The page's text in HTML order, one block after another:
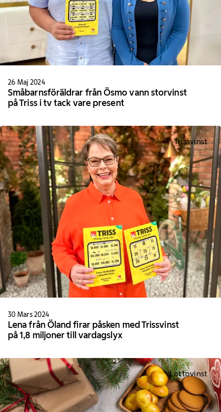
26 Maj 2024
Småbarnsföräldrar från Ösmo vann storvinst
på Triss i tv tack vare present
Trissvinst
30 Mars 2024
Lena från Öland firar påsken med Trissvinst
på 1,8 miljoner till vardagslyx
Lottovinst